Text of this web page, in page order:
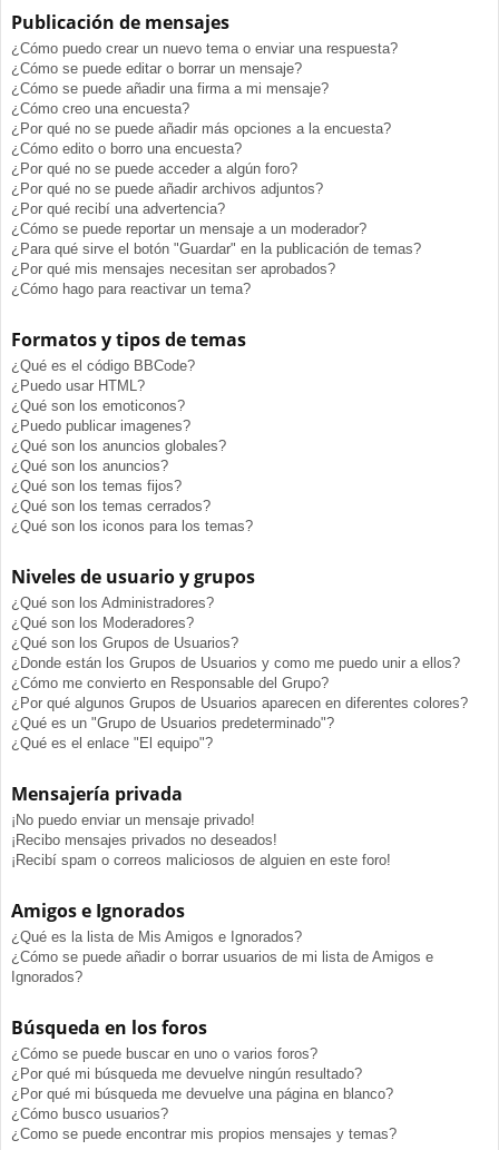
Publicación de mensajes
¿Cómo puedo crear un nuevo tema o enviar una respuesta?
¿Cómo se puede editar o borrar un mensaje?
¿Cómo se puede añadir una firma a mi mensaje?
¿Cómo creo una encuesta?
¿Por qué no se puede añadir más opciones a la encuesta?
¿Cómo edito o borro una encuesta?
¿Por qué no se puede acceder a algún foro?
¿Por qué no se puede añadir archivos adjuntos?
¿Por qué recibí una advertencia?
¿Cómo se puede reportar un mensaje a un moderador?
¿Para qué sirve el botón "Guardar" en la publicación de temas?
¿Por qué mis mensajes necesitan ser aprobados?
¿Cómo hago para reactivar un tema?
Formatos y tipos de temas
¿Qué es el código BBCode?
¿Puedo usar HTML?
¿Qué son los emoticonos?
¿Puedo publicar imagenes?
¿Qué son los anuncios globales?
¿Qué son los anuncios?
¿Qué son los temas fijos?
¿Qué son los temas cerrados?
¿Qué son los iconos para los temas?
Niveles de usuario y grupos
¿Qué son los Administradores?
¿Qué son los Moderadores?
¿Qué son los Grupos de Usuarios?
¿Donde están los Grupos de Usuarios y como me puedo unir a ellos?
¿Cómo me convierto en Responsable del Grupo?
¿Por qué algunos Grupos de Usuarios aparecen en diferentes colores?
¿Qué es un "Grupo de Usuarios predeterminado"?
¿Qué es el enlace "El equipo"?
Mensajería privada
¡No puedo enviar un mensaje privado!
¡Recibo mensajes privados no deseados!
¡Recibí spam o correos maliciosos de alguien en este foro!
Amigos e Ignorados
¿Qué es la lista de Mis Amigos e Ignorados?
¿Cómo se puede añadir o borrar usuarios de mi lista de Amigos e
Ignorados?
Búsqueda en los foros
¿Cómo se puede buscar en uno o varios foros?
¿Por qué mi búsqueda me devuelve ningún resultado?
¿Por qué mi búsqueda me devuelve una página en blanco?
¿Cómo busco usuarios?
¿Como se puede encontrar mis propios mensajes y temas?